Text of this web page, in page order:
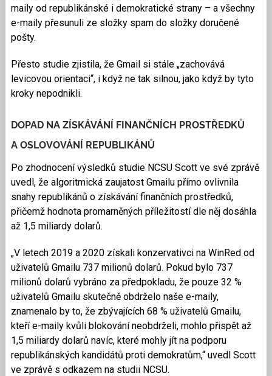
maily od republikánské i demokratické strany – a všechny
e-maily přesunuli ze složky spam do složky doručené
pošty.
Přesto studie zjistila, že Gmail si stále „zachovává
levicovou orientaci“, i když ne tak silnou, jako když by tyto
kroky nepodnikli.
DOPAD NA ZÍSKÁVÁNÍ FINANČNÍCH PROSTŘEDKŮ
A OSLOVOVÁNÍ REPUBLIKÁNŮ
Po zhodnocení výsledků studie NCSU Scott ve své zprávě
uvedl, že algoritmická zaujatost Gmailu přímo ovlivnila
snahy republikánů o získávání finančních prostředků,
přičemž hodnota promarněných příležitostí dle něj dosáhla
až 1,5 miliardy dolarů.
„V letech 2019 a 2020 získali konzervativci na WinRed od
uživatelů Gmailu 737 milionů dolarů. Pokud bylo 737
milionů dolarů vybráno za předpokladu, že pouze 32 %
uživatelů Gmailu skutečně obdrželo naše e-maily,
znamenalo by to, že zbývajících 68 % uživatelů Gmailu,
kteří e-maily kvůli blokování neobdrželi, mohlo přispět až
1,5 miliardy dolarů navíc, které mohly jít na podporu
republikánských kandidátů proti demokratům,“ uvedl Scott
ve zprávě s odkazem na studii NCSU.